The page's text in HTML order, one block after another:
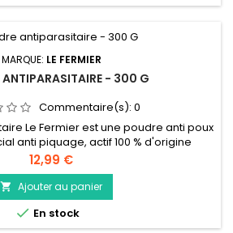
MARQUE: LE FERMIER
ANTIPARASITAIRE - 300 G
Commentaire(s): 0
Le Fermier est une poudre anti poux
anti piquage, actif 100 % d'origine
et oiseaux. La poudre antiparasites
de soin de d'hygiène pour les oiseaux.
Prix
12,99 €
 Ajouter au panier
 En stock